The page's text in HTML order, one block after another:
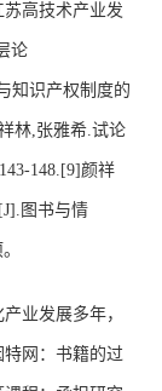
苏高技术产业发
论
知识产权制度的
林,张雅希.试论
148.[9]颜祥
图书与情
业发展多年，
网：书籍的过